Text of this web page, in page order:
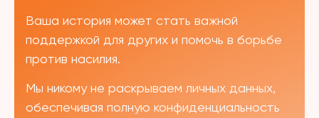
Ваша история может стать важной
поддержкой для других и помочь в борьбе
против насилия.
Мы никому не раскрываем личных данных,
обеспечивая полную конфиденциальность